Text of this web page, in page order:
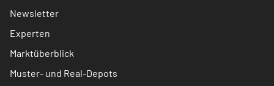
Newsletter
Experten
Marktüberblick
Muster- und Real-Depots